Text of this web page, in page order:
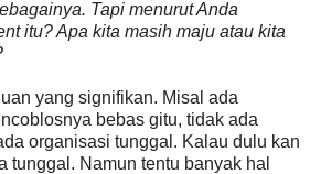
Tapi menurut Anda
itu? Apa kita masih maju atau kita
yang signifikan. Misal ada
bebas gitu, tidak ada
organisasi tunggal. Kalau dulu kan
tunggal. Namun tentu banyak hal